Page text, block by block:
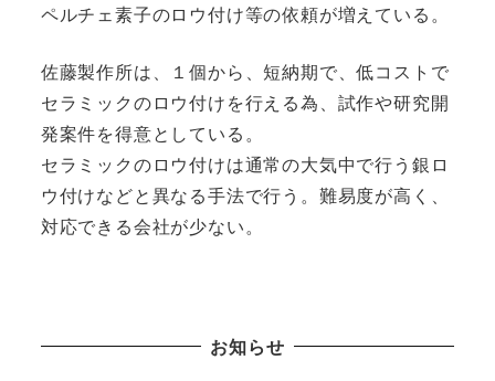
ペルチェ素子のロウ付け等の依頼が増えている。
佐藤製作所は、１個から、短納期で、低コストで
セラミックのロウ付けを行える為、試作や研究開
発案件を得意としている。
セラミックのロウ付けは通常の大気中で行う銀ロ
ウ付けなどと異なる手法で行う。難易度が高く、
対応できる会社が少ない。
お知らせ